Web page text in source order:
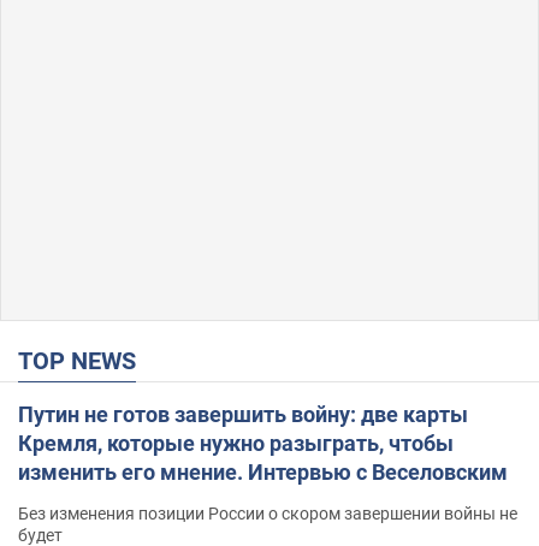
TOP NEWS
Путин не готов завершить войну: две карты
Кремля, которые нужно разыграть, чтобы
изменить его мнение. Интервью с Веселовским
Без изменения позиции России о скором завершении войны не
будет